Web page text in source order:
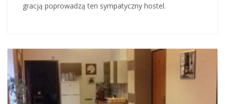
gracją poprowadzą ten sympatyczny hostel.